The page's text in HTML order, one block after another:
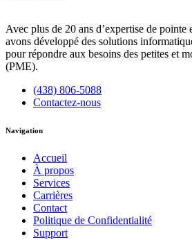
Avec plus de 20 ans d’expertise de
avons développé des solutions
pour répondre aux besoins des petites et
(PME).
(438) 806-5088
Contactez-nous
Navigation
Accueil
À propos
Services
Carrières
Contact
Politique de Confidentialité
Support